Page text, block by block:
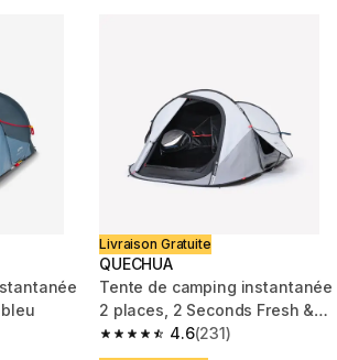
497 reviews
Livraison Gratuite
QUECHUA
Tente de camping instantanée
2 places, 2 Seconds Fresh &
Black
4.6
4.6 out of 5 stars from 231
(231)